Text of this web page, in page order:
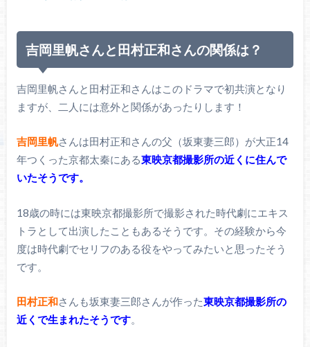
吉岡里帆さんと田村正和さんの関係は？
吉岡里帆さんと田村正和さんはこのドラマで初共演となり
ますが、二人には意外と関係があったりします！
吉岡里帆さんは田村正和さんの父（坂東妻三郎）が大正14
年つくった京都太秦にある東映京都撮影所の近くに住んで
いたそうです。
18歳の時には東映京都撮影所で撮影された時代劇にエキス
トラとして出演したこともあるそうです。その経験から今
度は時代劇でセリフのある役をやってみたいと思ったそう
です。
田村正和さんも坂東妻三郎さんが作った東映京都撮影所の
近くで生まれたそうです。